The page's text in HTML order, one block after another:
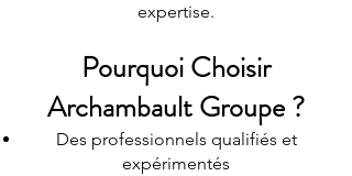
expertise.
Pourquoi Choisir
Archambault Groupe ?
Des professionnels qualifiés et
expérimentés